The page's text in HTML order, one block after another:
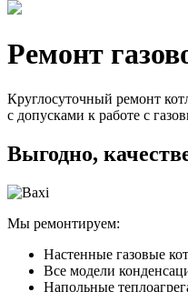
Ремонт
Круглосуточный ремонт
с допусками к работе с
Выгодно,
Мы ремонтируем:
Настенные газовые
Все модели
Напольные